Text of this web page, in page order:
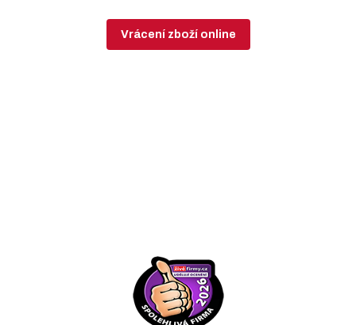
Vrácení zboží online